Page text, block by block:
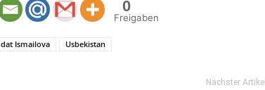
0
Freigaben
Ismailova Usbekistan
Nächster Artikel